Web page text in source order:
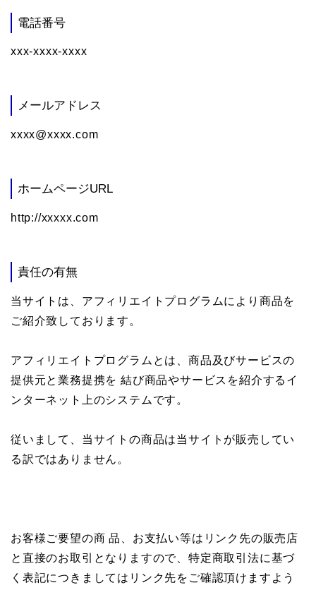
電話番号
xxx-xxxx-xxxx
メールアドレス
xxxx@xxxx.com
ホームページURL
http://xxxxx.com
責任の有無
当サイトは、アフィリエイトプログラムにより商品を
ご紹介致しております。
アフィリエイトプログラムとは、商品及びサービスの
提供元と業務提携を 結び商品やサービスを紹介するイ
ンターネット上のシステムです。
従いまして、当サイトの商品は当サイトが販売してい
る訳ではありません。
お客様ご要望の商 品、お支払い等はリンク先の販売店
と直接のお取引となりますので、特定商取引法に基づ
く表記につきましてはリンク先をご確認頂けますよう